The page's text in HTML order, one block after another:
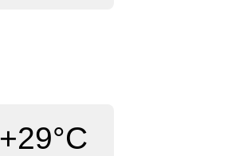
+29°C